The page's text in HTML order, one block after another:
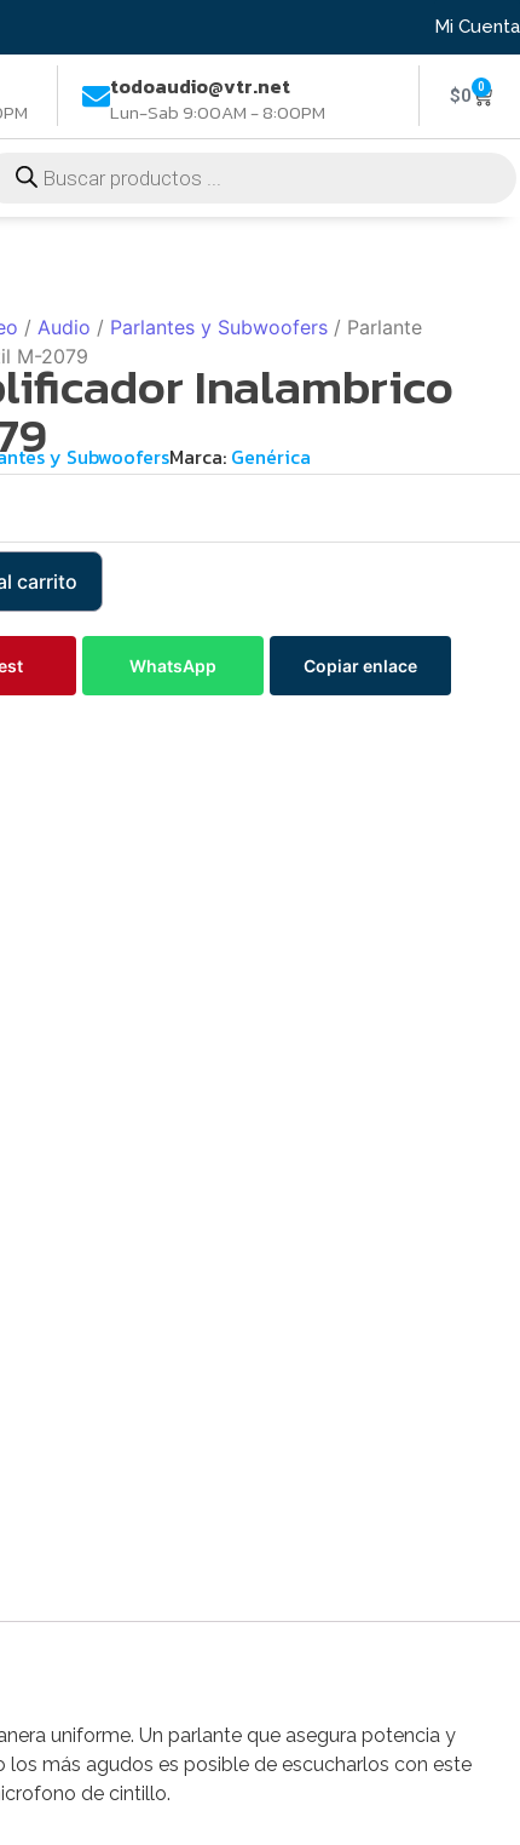
Mi Cuenta
todoaudio@vtr.net
Lun-Sab 9:00AM - 8:00PM
$0 0
/ Audio / Parlantes y Subwoofers / Parlante
M-2079
Inalambrico
y SubwoofersMarca: Genérica
carrito
WhatsApp Copiar enlace
uniforme. Un parlante que asegura potencia y
más agudos es posible de escucharlos con este
de cintillo.